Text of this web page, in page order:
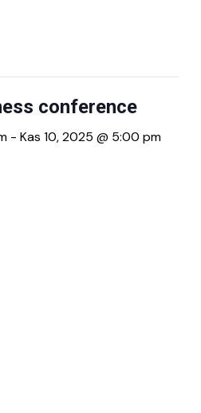
conference
- Kas 10, 2025 @ 5:00 pm